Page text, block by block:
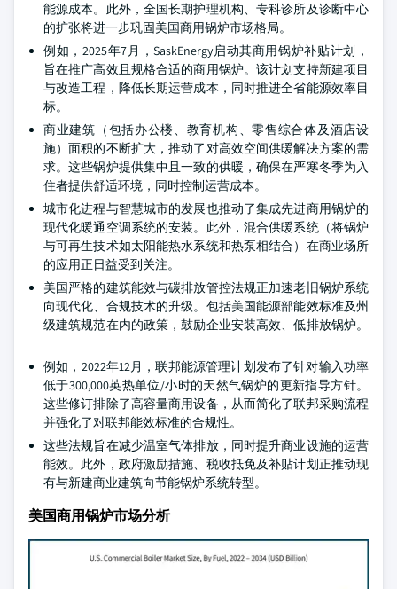
能源成本。此外，全国长期护理机构、专科诊所及诊断中心
的扩张将进一步巩固美国商用锅炉市场格局。
例如，2025年7月，SaskEnergy启动其商用锅炉补贴计划，
旨在推广高效且规格合适的商用锅炉。该计划支持新建项目
与改造工程，降低长期运营成本，同时推进全省能源效率目
标。
商业建筑（包括办公楼、教育机构、零售综合体及酒店设
施）面积的不断扩大，推动了对高效空间供暖解决方案的需
求。这些锅炉提供集中且一致的供暖，确保在严寒冬季为入
住者提供舒适环境，同时控制运营成本。
城市化进程与智慧城市的发展也推动了集成先进商用锅炉的
现代化暖通空调系统的安装。此外，混合供暖系统（将锅炉
与可再生技术如太阳能热水系统和热泵相结合）在商业场所
的应用正日益受到关注。
美国严格的建筑能效与碳排放管控法规正加速老旧锅炉系统
向现代化、合规技术的升级。包括美国能源部能效标准及州
级建筑规范在内的政策，鼓励企业安装高效、低排放锅炉。
例如，2022年12月，联邦能源管理计划发布了针对输入功率
低于300,000英热单位/小时的天然气锅炉的更新指导方针。
这些修订排除了高容量商用设备，从而简化了联邦采购流程
并强化了对联邦能效标准的合规性。
这些法规旨在减少温室气体排放，同时提升商业设施的运营
能效。此外，政府激励措施、税收抵免及补贴计划正推动现
有与新建商业建筑向节能锅炉系统转型。
美国商用锅炉市场分析